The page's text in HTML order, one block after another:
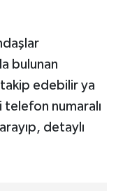
bulunan
takip edebilir ya
telefon numaralı
detaylı